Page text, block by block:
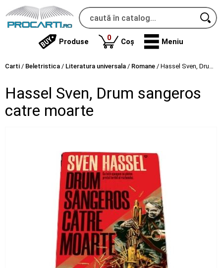
Produse 0produse
Coș Meniu
Carti / Beletristica / Literatura universala / Romane / Hassel Sven, Drum sangeros catre moarte
Hassel Sven, Drum sangeros
catre moarte